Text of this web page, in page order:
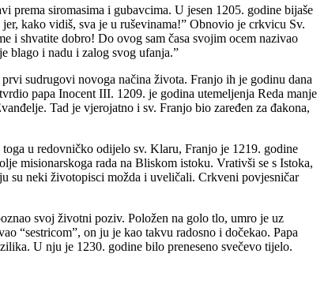
prema siromasima i gubavcima. U jesen 1205. godine bijaše
kako vidiš, sva je u ruševinama!” Obnovio je crkvicu Sv.
i shvatite dobro! Do ovog sam časa svojim ocem nazivao
blago i nadu i zalog svog ufanja.”
sudrugovi novoga načina života. Franjo ih je godinu dana
papa Inocent III. 1209. je godina utemeljenja Reda manje
Tad je vjerojatno i sv. Franjo bio zaređen za đakona,
u redovničko odijelo sv. Klaru, Franjo je 1219. godine
misionarskoga rada na Bliskom istoku. Vrativši se s Istoka,
su neki životopisci možda i uveličali. Crkveni povjesničar
svoj životni poziv. Položen na golo tlo, umro je uz
“sestricom”, on ju je kao takvu radosno i dočekao. Papa
U nju je 1230. godine bilo preneseno svečevo tijelo.